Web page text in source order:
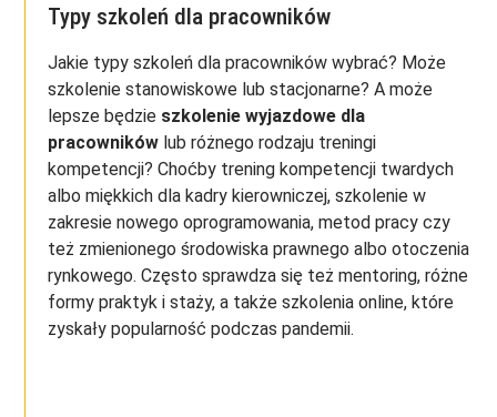
Typy szkoleń dla pracowników
Jakie typy szkoleń dla pracowników wybrać? Może
szkolenie stanowiskowe lub stacjonarne? A może
lepsze będzie szkolenie wyjazdowe dla
pracowników lub różnego rodzaju treningi
kompetencji? Choćby trening kompetencji twardych
albo miękkich dla kadry kierowniczej, szkolenie w
zakresie nowego oprogramowania, metod pracy czy
też zmienionego środowiska prawnego albo otoczenia
rynkowego. Często sprawdza się też mentoring, różne
formy praktyk i staży, a także szkolenia online, które
zyskały popularność podczas pandemii.